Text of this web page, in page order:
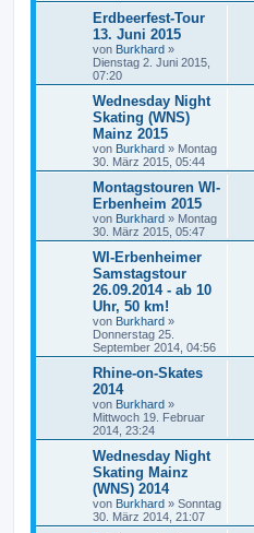
Erdbeerfest-Tour
13. Juni 2015
von Burkhard »
Dienstag 2. Juni 2015,
07:20
Wednesday Night
Skating (WNS)
Mainz 2015
von Burkhard » Montag
30. März 2015, 05:44
Montagstouren WI-
Erbenheim 2015
von Burkhard » Montag
30. März 2015, 05:47
WI-Erbenheimer
Samstagstour
26.09.2014 - ab 10
Uhr, 50 km!
von Burkhard »
Donnerstag 25.
September 2014, 04:56
Rhine-on-Skates
2014
von Burkhard »
Mittwoch 19. Februar
2014, 23:24
Wednesday Night
Skating Mainz
(WNS) 2014
von Burkhard » Sonntag
30. März 2014, 21:07